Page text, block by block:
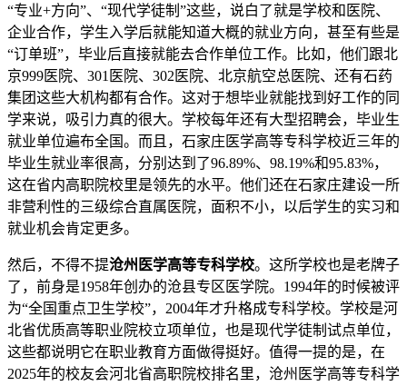
“专业+方向”、“现代学徒制”这些，说白了就是学校和医院、
企业合作，学生入学后就能知道大概的就业方向，甚至有些是
“订单班”，毕业后直接就能去合作单位工作。比如，他们跟北
京999医院、301医院、302医院、北京航空总医院、还有石药
集团这些大机构都有合作。这对于想毕业就能找到好工作的同
学来说，吸引力真的很大。学校每年还有大型招聘会，毕业生
就业单位遍布全国。而且，石家庄医学高等专科学校近三年的
毕业生就业率很高，分别达到了96.89%、98.19%和95.83%，
这在省内高职院校里是领先的水平。他们还在石家庄建设一所
非营利性的三级综合直属医院，面积不小，以后学生的实习和
就业机会肯定更多。
然后，不得不提沧州医学高等专科学校。这所学校也是老牌子
了，前身是1958年创办的沧县专区医学院。1994年的时候被评
为“全国重点卫生学校”，2004年才升格成专科学校。学校是河
北省优质高等职业院校立项单位，也是现代学徒制试点单位，
这些都说明它在职业教育方面做得挺好。值得一提的是，在
2025年的校友会河北省高职院校排名里，沧州医学高等专科学